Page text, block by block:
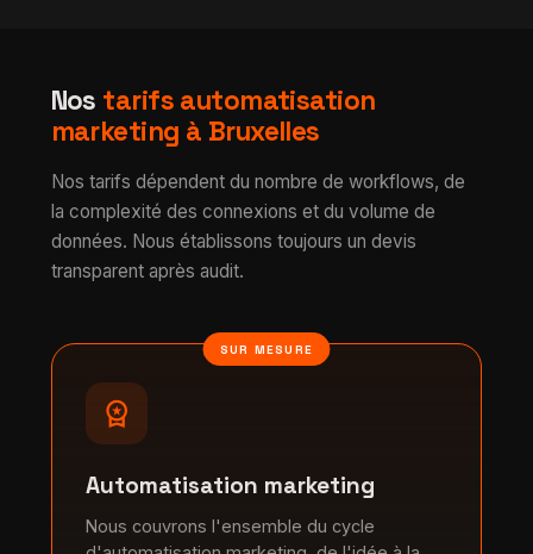
Nos tarifs automatisation
marketing à Bruxelles
Nos tarifs dépendent du nombre de workflows, de
la complexité des connexions et du volume de
données. Nous établissons toujours un devis
transparent après audit.
SUR MESURE
workspace_premium
Automatisation marketing
Nous couvrons l'ensemble du cycle